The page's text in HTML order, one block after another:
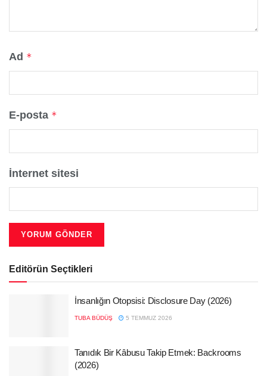
Ad *
E-posta *
İnternet sitesi
Editörün Seçtikleri
İnsanlığın Otopsisi: Disclosure Day (2026)
TUBA BÜDÜŞ 5 TEMMUZ 2026
Tanıdık Bir Kâbusu Takip Etmek: Backrooms
(2026)